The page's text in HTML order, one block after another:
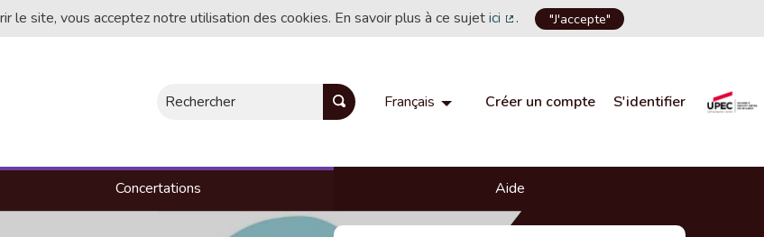
le site, vous acceptez notre utilisation des cookies. En savoir plus à ce sujetici
(Lien externe)
. "J'accepte"
Rechercher Français Choisir la langueChoose language
Créer un compte S'identifier
Concertations Aide